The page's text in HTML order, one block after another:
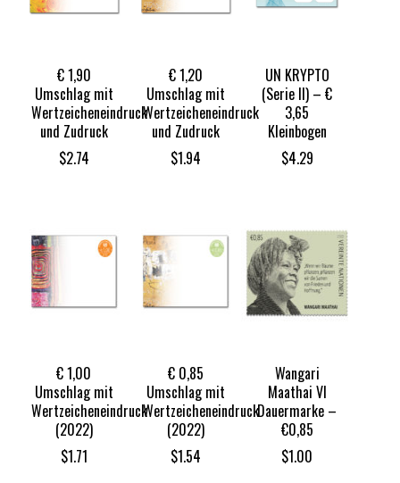
€ 1,90
Umschlag mit
Wertzeicheneindruck
und Zudruck
$2.74
€ 1,20
Umschlag mit
Wertzeicheneindruck
und Zudruck
$1.94
UN KRYPTO
(Serie II) – €
3,65
Kleinbogen
$4.29
€ 1,00
Umschlag mit
Wertzeicheneindruck
(2022)
$1.71
€ 0,85
Umschlag mit
Wertzeicheneindruck
(2022)
$1.54
Wangari
Maathai VI
Dauermarke –
€0,85
$1.00